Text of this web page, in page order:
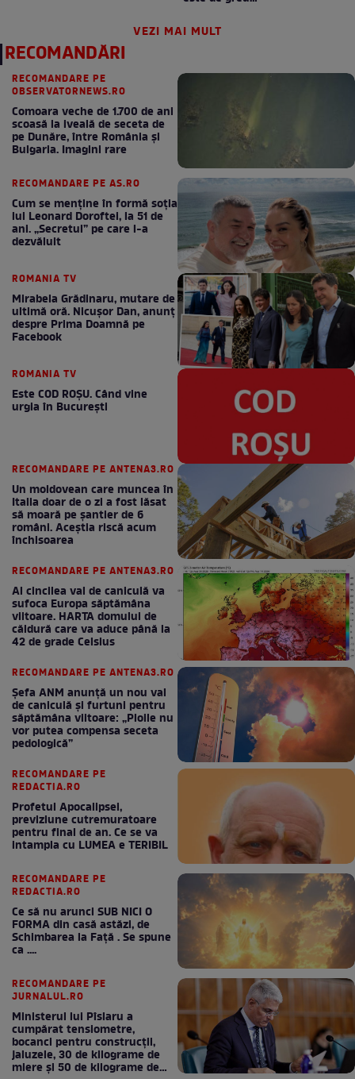
VEZI MAI MULT
RECOMANDĂRI
RECOMANDARE PE
OBSERVATORNEWS.RO
Comoara veche de 1.700 de ani
scoasă la iveală de seceta de
pe Dunăre, între România şi
Bulgaria. Imagini rare
RECOMANDARE PE AS.RO
Cum se menţine în formă soţia
lui Leonard Doroftei, la 51 de
ani. „Secretul” pe care l-a
dezvăluit
ROMANIA TV
Mirabela Grădinaru, mutare de
ultimă oră. Nicuşor Dan, anunţ
despre Prima Doamnă pe
Facebook
ROMANIA TV
Este COD ROŞU. Când vine
urgia în Bucureşti
RECOMANDARE PE ANTENA3.RO
Un moldovean care muncea în
Italia doar de o zi a fost lăsat
să moară pe şantier de 6
români. Aceștia riscă acum
închisoarea
RECOMANDARE PE ANTENA3.RO
Al cincilea val de caniculă va
sufoca Europa săptămâna
viitoare. HARTA domului de
căldură care va aduce până la
42 de grade Celsius
RECOMANDARE PE ANTENA3.RO
Șefa ANM anunță un nou val
de caniculă și furtuni pentru
săptămâna viitoare: „Ploile nu
vor putea compensa seceta
pedologică”
RECOMANDARE PE
REDACTIA.RO
Profetul Apocalipsei,
previziune cutremuratoare
pentru final de an. Ce se va
intampla cu LUMEA e TERIBIL
RECOMANDARE PE
REDACTIA.RO
Ce să nu arunci SUB NICI O
FORMA din casă astăzi, de
Schimbarea la Față . Se spune
ca ....
RECOMANDARE PE
JURNALUL.RO
Ministerul lui Pîslaru a
cumpărat tensiometre,
bocanci pentru construcții,
jaluzele, 30 de kilograme de
miere și 50 de kilograme de